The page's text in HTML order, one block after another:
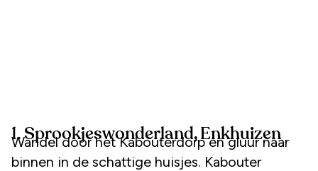
1. Sprookjeswonderland, Enkhuizen
Wandel door het Kabouterdorp en gluur naar
binnen in de schattige huisjes. Kabouter